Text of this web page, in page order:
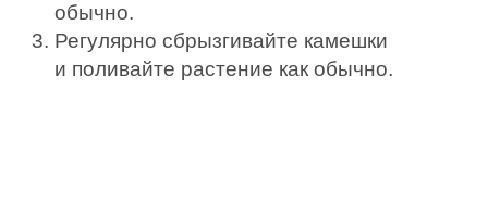
обычно.
Регулярно сбрызгивайте камешки
и поливайте растение как обычно.